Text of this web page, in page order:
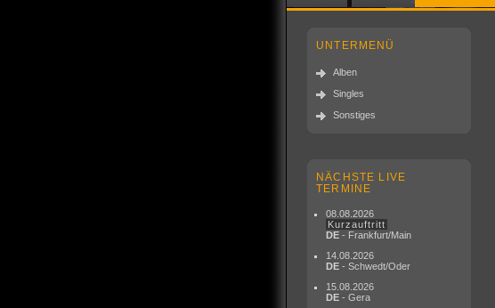
UNTERMENÜ
Alben
Singles
Sonstiges
NÄCHSTE LIVE
TERMINE
08.08.2026
Kurzauftritt
DE - Frankfurt/Main
14.08.2026
DE - Schwedt/Oder
15.08.2026
DE - Gera